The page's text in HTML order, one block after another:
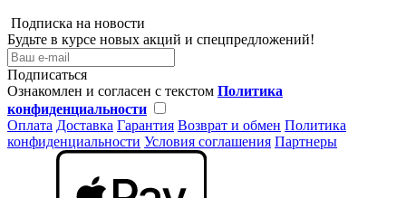
Подписка на новости
Будьте в курсе новых акций и спецпредложений!
Подписаться
Ознакомлен и согласен с текстом Политика
конфиденциальности
Оплата Доставка Гарантия Возврат и обмен Политика
конфиденциальности Условия соглашения Партнеры